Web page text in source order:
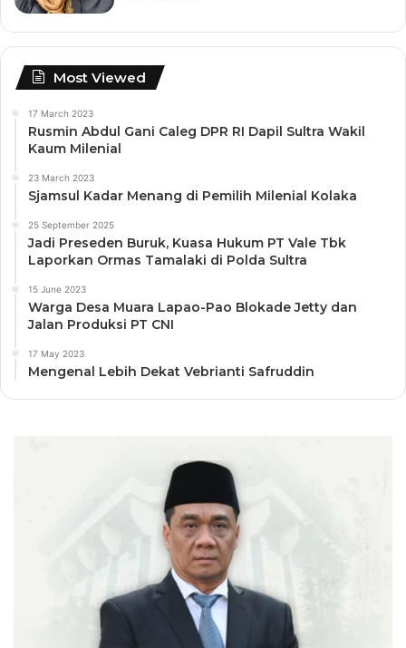
Most Viewed
17 March 2023
Rusmin Abdul Gani Caleg DPR RI Dapil Sultra Wakil
Kaum Milenial
23 March 2023
Sjamsul Kadar Menang di Pemilih Milenial Kolaka
25 September 2025
Jadi Preseden Buruk, Kuasa Hukum PT Vale Tbk
Laporkan Ormas Tamalaki di Polda Sultra
15 June 2023
Warga Desa Muara Lapao-Pao Blokade Jetty dan
Jalan Produksi PT CNI
17 May 2023
Mengenal Lebih Dekat Vebrianti Safruddin